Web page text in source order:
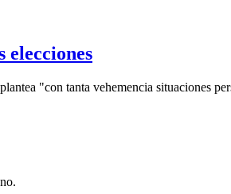
"con tanta vehemencia situaciones